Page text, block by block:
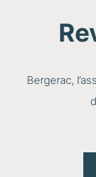
Bergerac,